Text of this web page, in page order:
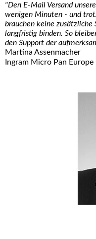
"Den E-Mail Versand
wenigen Minuten - und
brauchen keine zusätzliche
langfristig binden. So
den Support der
Martina Assenmacher
Ingram Micro Pan Europe